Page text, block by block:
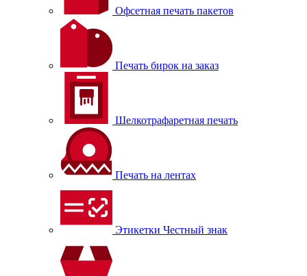
Офсетная печать пакетов
Печать бирок на заказ
Шелкотрафаретная печать
Печать на лентах
Этикетки Честный знак